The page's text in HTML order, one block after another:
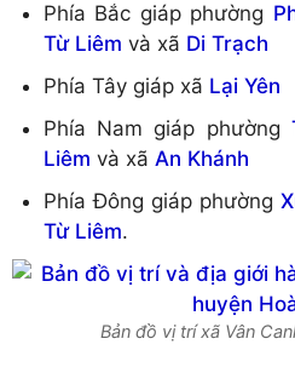
Phía Bắc giáp phường
Từ Liêm và xã Di Trạch
Phía Tây giáp xã Lại Yên
Phía Nam giáp phường
Liêm và xã An Khánh
Phía Đông giáp phường
Từ Liêm.
Bản đồ vị trí xã Vân